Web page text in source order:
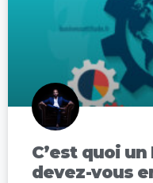
C’est quoi un
devez-vous